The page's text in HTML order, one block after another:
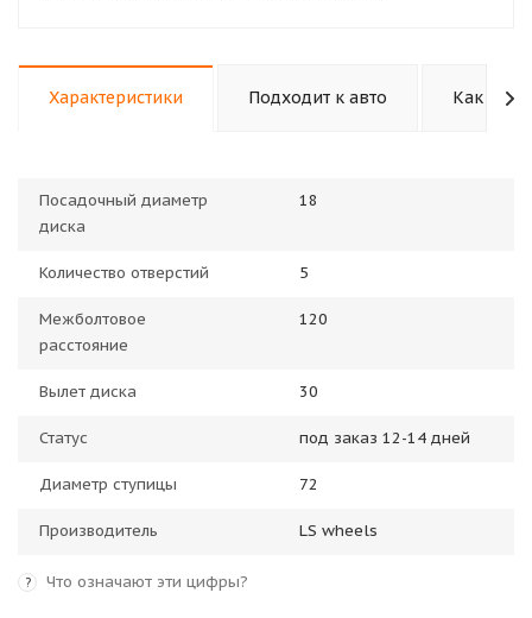
Характеристики Подходит к авто Как
Посадочный диаметр
диска
18
Количество отверстий 5
Межболтовое
расстояние
120
Вылет диска 30
Статус под заказ 12-14 дней
Диаметр ступицы 72
Производитель LS wheels
? Что означают эти цифры?